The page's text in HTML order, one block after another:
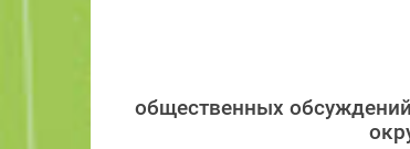
общественных обсуждений